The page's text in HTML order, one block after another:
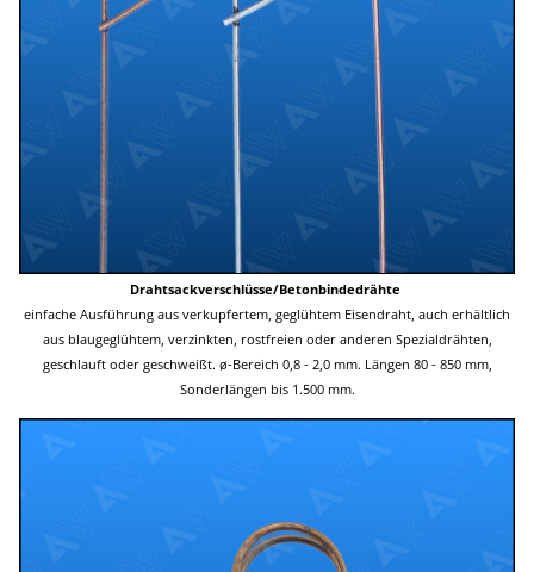
Drahtsackverschlüsse/Betonbindedrähte
einfache Ausführung aus verkupfertem, geglühtem Eisendraht, auch erhältlich
aus blaugeglühtem, verzinkten, rostfreien oder anderen Spezialdrähten,
geschlauft oder geschweißt. ø-Bereich 0,8 - 2,0 mm. Längen 80 - 850 mm,
Sonderlängen bis 1.500 mm.